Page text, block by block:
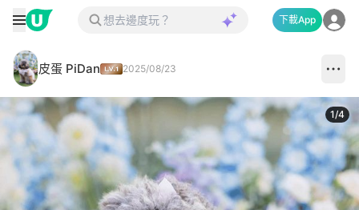
下載App
皮蛋 PiDan 2025/08/23
1/4